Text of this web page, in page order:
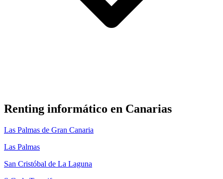
Renting informático en Canarias
Las Palmas de Gran Canaria
Las Palmas
San Cristóbal de La Laguna